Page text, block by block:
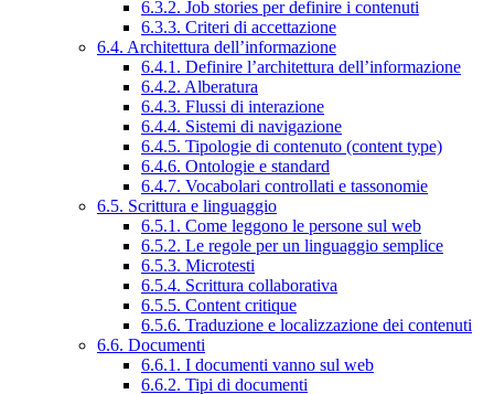
6.3.2. Job stories per definire i contenuti
6.3.3. Criteri di accettazione
6.4. Architettura dell’informazione
6.4.1. Definire l’architettura dell’informazione
6.4.2. Alberatura
6.4.3. Flussi di interazione
6.4.4. Sistemi di navigazione
6.4.5. Tipologie di contenuto (content type)
6.4.6. Ontologie e standard
6.4.7. Vocabolari controllati e tassonomie
6.5. Scrittura e linguaggio
6.5.1. Come leggono le persone sul web
6.5.2. Le regole per un linguaggio semplice
6.5.3. Microtesti
6.5.4. Scrittura collaborativa
6.5.5. Content critique
6.5.6. Traduzione e localizzazione dei contenuti
6.6. Documenti
6.6.1. I documenti vanno sul web
6.6.2. Tipi di documenti